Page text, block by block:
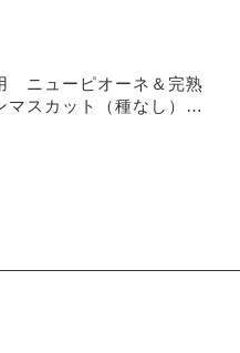
ニューピオーネ＆完熟
マスカット（種なし）約